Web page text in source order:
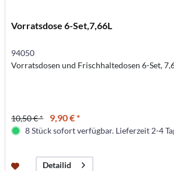
Vorratsdose 6-Set,7,66L
94050
Vorratsdosen und Frischhaltedosen 6-Set,
10,50 € * 9,90 € *
8 Stück sofort verfügbar. Lieferzeit 2-4
Detailid